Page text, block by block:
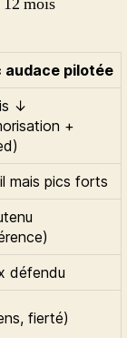
audace pilotée
↓
+
mais pics forts
défendu
fierté)